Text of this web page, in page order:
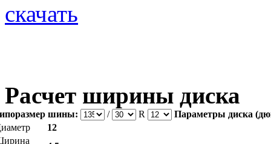
скачать
Расчет ширины диска
шины: / R
Параметры диска
12